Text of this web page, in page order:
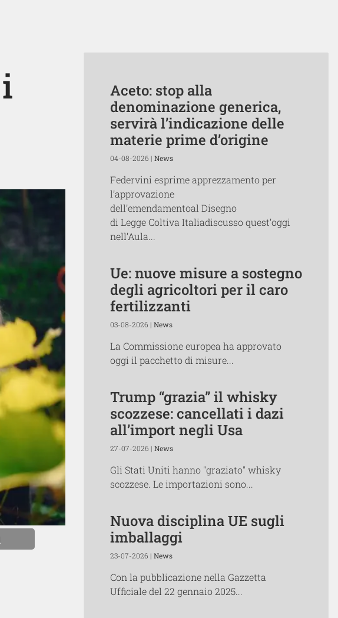
Aceto: stop alla
denominazione generica,
servirà l’indicazione delle
materie prime d’origine
04-08-2026 | News
Federvini esprime apprezzamento per
l’approvazione
dell’emendamentoal Disegno
di Legge Coltiva Italiadiscusso quest’oggi
nell’Aula...
Ue: nuove misure a sostegno
degli agricoltori per il caro
fertilizzanti
03-08-2026 | News
La Commissione europea ha approvato
oggi il pacchetto di misure...
Trump “grazia” il whisky
scozzese: cancellati i dazi
all’import negli Usa
27-07-2026 | News
Gli Stati Uniti hanno "graziato" whisky
scozzese. Le importazioni sono...
Nuova disciplina UE sugli
imballaggi
23-07-2026 | News
Con la pubblicazione nella Gazzetta
Ufficiale del 22 gennaio 2025...